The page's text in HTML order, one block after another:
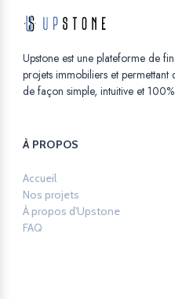
Upstone est une plateforme de
projets immobiliers et
de façon simple, intuitive et
À PROPOS
Accueil
Nos projets
À propos d'Upstone
FAQ